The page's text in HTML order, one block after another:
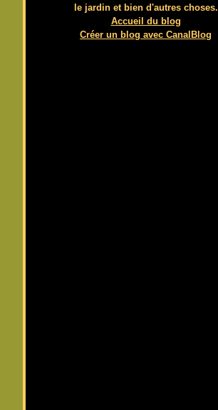
le jardin et bien d'autres choses.
Accueil du blog
Créer un blog avec CanalBlog